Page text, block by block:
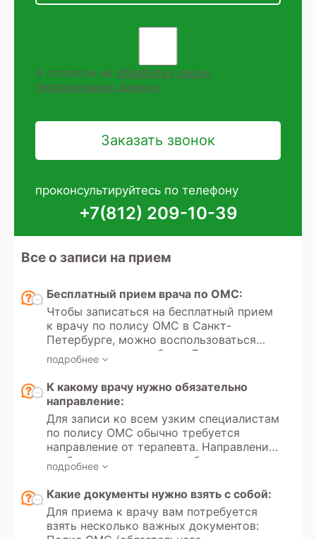
Я согласен на обработку своих
персональных данных
проконсультируйтесь по телефону
+7(812) 209-10-39
Все о записи на прием
Бесплатный прием врача по ОМС:
Чтобы записаться на бесплатный прием
к врачу по полису ОМС в Санкт-
Петербурге, можно воспользоваться
несколькими способами: Большинство
государственных поликлиник
предоставляют возможность записи
онлайн через их официальные сайты.
Для этого нужно зайти на сайт
выбранной поликлиники, выбрать
нужного специалиста и время приема.
Можно записаться к врачу через портал
Госуслуги (www.gosuslugi.ru). Для этого
в медицинское учреждение", выбрать
поликлинику и врача. Записаться на
прием можно, позвонив в регистратуру
подробнее
К какому врачу нужно обязательно
направление:
Для записи ко всем узким специалистам
по полису ОМС обычно требуется
направление от терапевта. Направление
необходимо для того, чтобы врач-
терапевт или врач другого профиля
оценил необходимость консультации
узкого специалиста и обеспечил
правильную маршрутизацию пациента
для дальнейшего обследования или
подробнее
Какие документы нужно взять с собой:
Для приема к врачу вам потребуется
взять несколько важных документов: